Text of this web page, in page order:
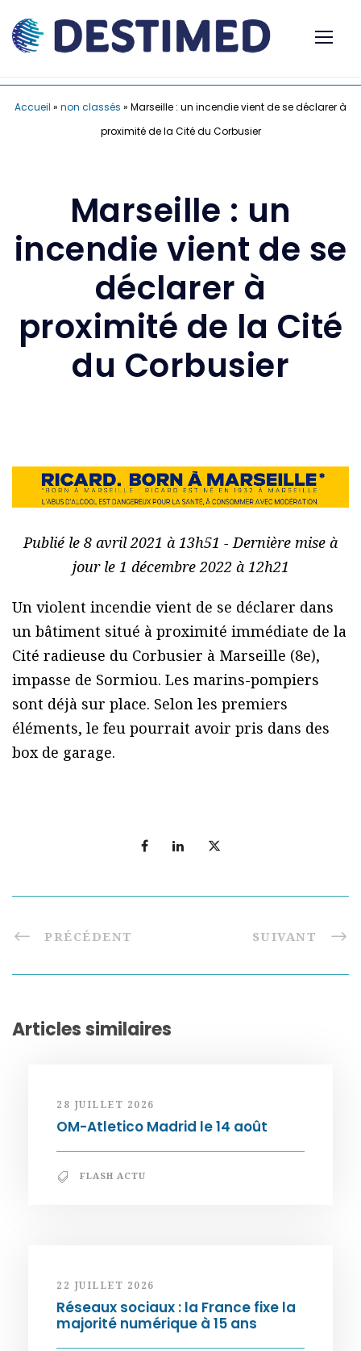
Accueil » non classés » Marseille : un incendie vient de se déclarer à
proximité de la Cité du Corbusier
Marseille : un
incendie vient de se
déclarer à
proximité de la Cité
du Corbusier
Publié le 8 avril 2021 à 13h51 - Dernière mise à
jour le 1 décembre 2022 à 12h21
Un violent incendie vient de se déclarer dans
un bâtiment situé à proximité immédiate de la
Cité radieuse du Corbusier à Marseille (8e),
impasse de Sormiou. Les marins-pompiers
sont déjà sur place. Selon les premiers
éléments, le feu pourrait avoir pris dans des
box de garage.
PRÉCÉDENT SUIVANT
Articles similaires
28 JUILLET 2026
OM-Atletico Madrid le 14 août
FLASH ACTU
22 JUILLET 2026
Réseaux sociaux : la France fixe la
majorité numérique à 15 ans